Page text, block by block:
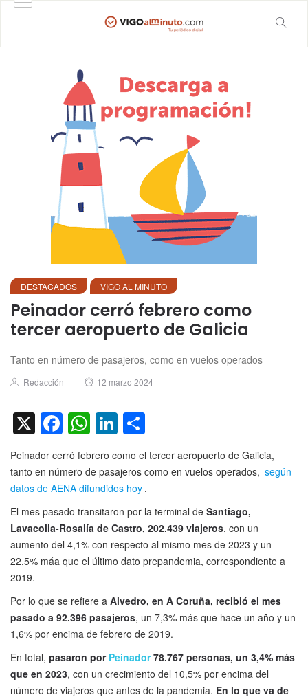
DESTACADOS VIGO AL MINUTO
Peinador cerró febrero como
tercer aeropuerto de Galicia
Tanto en número de pasajeros, como en vuelos operados
Author
Redacción
Posted
12 marzo 2024
X Facebook
WhatsApp
LinkedIn
Peinador cerró febrero como el tercer aeropuerto de Galicia,
tanto en número de pasajeros como en vuelos operados, según
datos de AENA difundidos hoy .
El mes pasado transitaron por la terminal de Santiago,
Lavacolla-Rosalía de Castro, 202.439 viajeros, con un
aumento del 4,1% con respecto al mismo mes de 2023 y un
22,5% máa que el último dato prepandemia, correspondiente a
2019.
Por lo que se refiere a Alvedro, en A Coruña, recibió el mes
pasado a 92.396 pasajeros, un 7,3% más que hace un año y un
1,6% por encima de febrero de 2019.
En total, pasaron por Peinador78.767 personas, un 3,4% más
que en 2023, con un crecimiento del 10,5% por encima del
número de viajeros que antes de la pandemia. En lo que va de